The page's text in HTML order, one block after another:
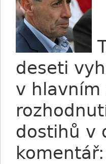
deseti
v hlavním
dostihů v
komentář: